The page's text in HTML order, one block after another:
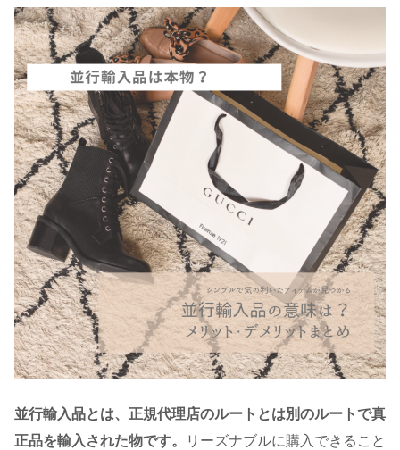
並行輸入品とは、正規代理店のルートとは別のルートで真
正品を輸入された物です。
リーズナブルに購入できること